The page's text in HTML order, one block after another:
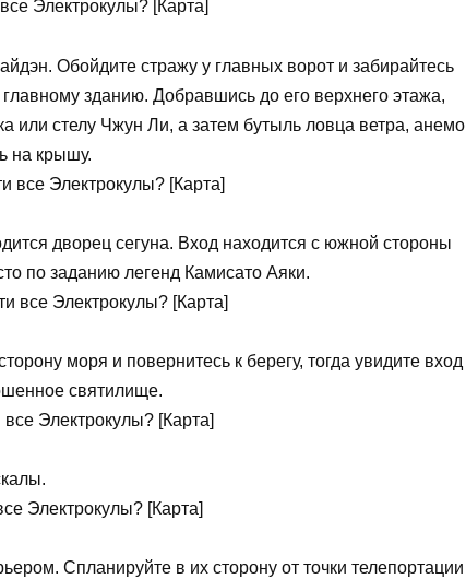
Обойдите стражу у главных ворот и забирайтесь
зданию. Добравшись до его верхнего этажа,
или стелу Чжун Ли, а затем бутыль ловца ветра, анемо
на крышу.
дворец сегуна. Вход находится с южной стороны
по заданию легенд Камисато Аяки.
моря и повернитесь к берегу, тогда увидите вход
святилище.
Спланируйте в их сторону от точки телепортации